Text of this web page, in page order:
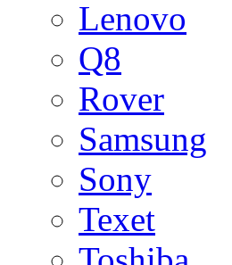
Lenovo
Q8
Rover
Samsung
Sony
Texet